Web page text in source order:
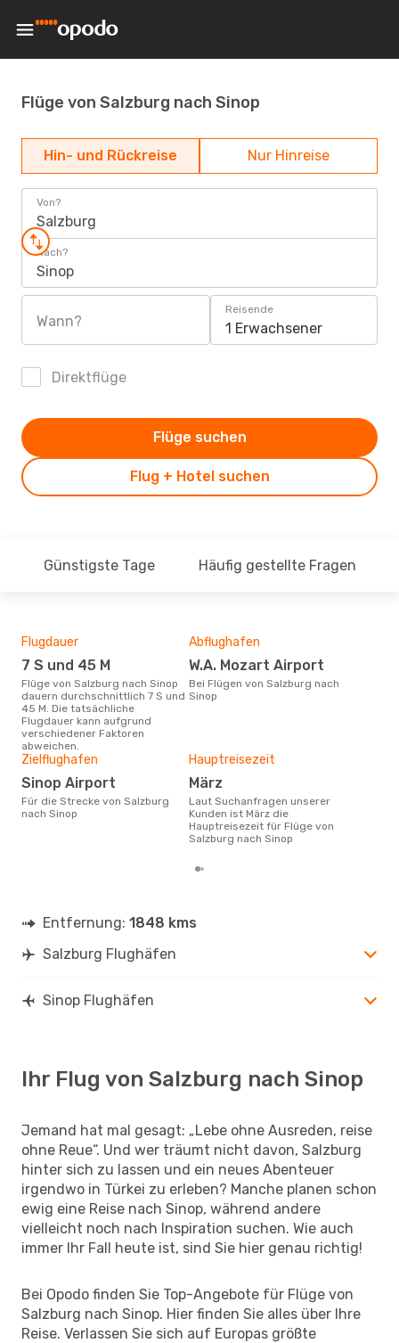
Flüge von Salzburg nach Sinop
Hin- und Rückreise Nur Hinreise
Von?
Salzburg
Nach?
Sinop
Wann?
Reisende
1 Erwachsener
Direktflüge
Flug + Hotel suchen
Flüge suchen
Günstigste Tage Häufig gestellte Fragen
Flugdauer
7 S und 45 M
Flüge von Salzburg nach Sinop
dauern durchschnittlich 7 S und
45 M. Die tatsächliche
Flugdauer kann aufgrund
verschiedener Faktoren
abweichen.
Abflughafen
W.A. Mozart Airport
Bei Flügen von Salzburg nach
Sinop
Zielflughafen
Sinop Airport
Für die Strecke von Salzburg
nach Sinop
Hauptreisezeit
März
Laut Suchanfragen unserer
Kunden ist März die
Hauptreisezeit für Flüge von
Salzburg nach Sinop
Entfernung: 1848 kms
Salzburg Flughäfen
Sinop Flughäfen
Ihr Flug von Salzburg nach Sinop
Jemand hat mal gesagt: „Lebe ohne Ausreden, reise
ohne Reue“. Und wer träumt nicht davon, Salzburg
hinter sich zu lassen und ein neues Abenteuer
irgendwo in Türkei zu erleben? Manche planen schon
ewig eine Reise nach Sinop, während andere
vielleicht noch nach Inspiration suchen. Wie auch
immer Ihr Fall heute ist, sind Sie hier genau richtig!
Bei Opodo finden Sie Top-Angebote für Flüge von
Salzburg nach Sinop. Hier finden Sie alles über Ihre
Reise. Verlassen Sie sich auf Europas größte